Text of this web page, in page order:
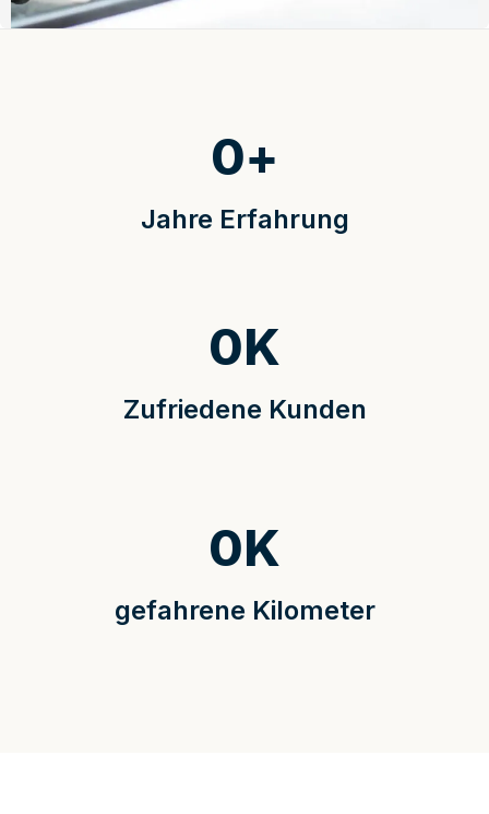
Jahre Erfahrung
0+
Zufriedene Kunden
0K
gefahrene Kilometer
0K